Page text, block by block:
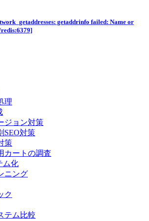
getaddrinfo failed: Name or
理
ジョン対策
SEO対策
策
カートの調査
ム化
ニング
ク
テム比較